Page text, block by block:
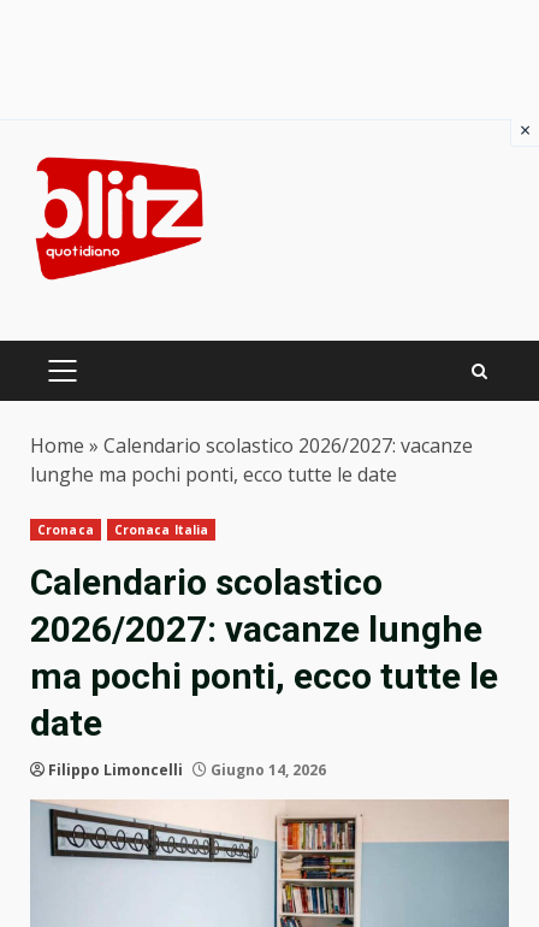
content
PRIMARY
Home » Calendario scolastico 2026/2027: vacanze
lunghe ma pochi ponti, ecco tutte le date
Cronaca Cronaca Italia
Calendario scolastico
2026/2027: vacanze lunghe
ma pochi ponti, ecco tutte le
date
Filippo Limoncelli Giugno 14, 2026
×